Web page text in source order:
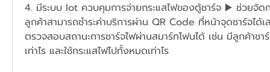
4. มีระบบ Iot ควบคุมการจ่ายกระแสไฟของตู้ชาร์จ ▶️ ช่วยจัด
ลูกค้าสามารถชำระค่าบริการผ่าน QR Code ที่หน้าจุดชาร์จได้
ตรวจสอบสถานะการชาร์จไฟผ่านสมาร์ทโฟนได้ เช่น มีลูกค้าชา
เท่าไร และใช้กระแสไฟไปทั้งหมดเท่าไร